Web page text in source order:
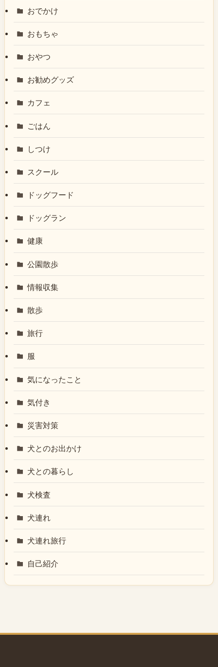
おでかけ
おもちゃ
おやつ
お勧めグッズ
カフェ
ごはん
しつけ
スクール
ドッグフード
ドッグラン
健康
公園散歩
情報収集
散歩
旅行
服
気になったこと
気付き
災害対策
犬とのお出かけ
犬との暮らし
犬検査
犬連れ
犬連れ旅行
自己紹介